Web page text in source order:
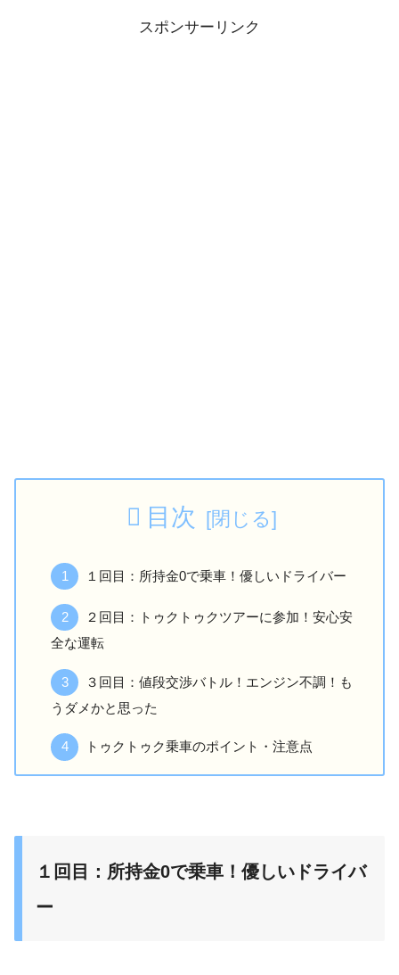
スポンサーリンク
目次
１回目：所持金0で乗車！優しいドライバー
２回目：トゥクトゥクツアーに参加！安心安
全な運転
３回目：値段交渉バトル！エンジン不調！も
うダメかと思った
トゥクトゥク乗車のポイント・注意点
１回目：所持金0で乗車！優しいドライバ
ー